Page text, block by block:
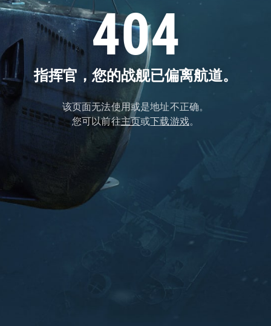
404
指挥官，您的战舰已偏离航道。
该页面无法使用或是地址不正确。
您可以前往主页或下载游戏。